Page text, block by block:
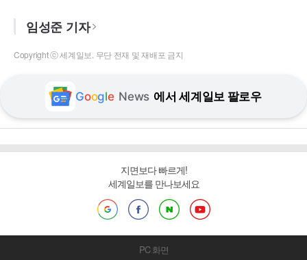
임성준 기자
Copyright ⓒ 세계일보. 무단 전재 및 재배포 금지
Google News 에서 세계일보 팔로우
지면보다 빠르게!
세계일보를 만나보세요
PC 화면